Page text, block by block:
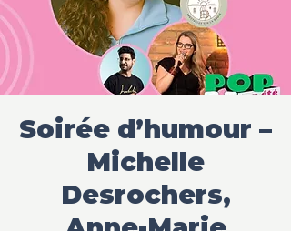
Soirée d’humour –
Michelle
Desrochers,